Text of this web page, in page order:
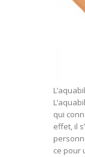
qui
effet, il
ce pour